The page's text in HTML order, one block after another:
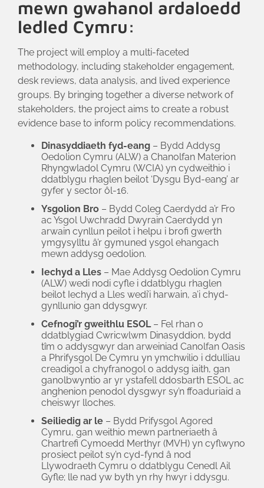
mewn gwahanol ardaloedd
ledled Cymru:
The project will employ a multi-faceted
methodology, including stakeholder engagement,
desk reviews, data analysis, and lived experience
groups. By bringing together a diverse network of
stakeholders, the project aims to create a robust
evidence base to inform policy recommendations.
Dinasyddiaeth fyd-eang – Bydd Addysg
Oedolion Cymru (ALW) a Chanolfan Materion
Rhyngwladol Cymru (WCIA) yn cydweithio i
ddatblygu rhaglen beilot ‘Dysgu Byd-eang’ ar
gyfer y sector ôl-16.
Ysgolion Bro – Bydd Coleg Caerdydd a’r Fro
ac Ysgol Uwchradd Dwyrain Caerdydd yn
arwain cynllun peilot i helpu i brofi gwerth
ymgysylltu â’r gymuned ysgol ehangach
mewn addysg oedolion.
Iechyd a Lles – Mae Addysg Oedolion Cymru
(ALW) wedi nodi cyfle i ddatblygu rhaglen
beilot Iechyd a Lles wedi’i harwain, a’i chyd-
gynllunio gan ddysgwyr.
Cefnogi’r gweithlu ESOL – Fel rhan o
ddatblygiad Cwricwlwm Dinasyddion, bydd
tîm o addysgwyr dan arweiniad Canolfan Oasis
a Phrifysgol De Cymru yn ymchwilio i ddulliau
creadigol a chyfranogol o addysg iaith, gan
ganolbwyntio ar yr ystafell ddosbarth ESOL ac
anghenion penodol dysgwyr sy’n ffoaduriaid a
cheiswyr lloches.
Seiliedig ar le – Bydd Prifysgol Agored
Cymru, gan weithio mewn partneriaeth â
Chartrefi Cymoedd Merthyr (MVH) yn cyflwyno
prosiect peilot sy’n cyd-fynd â nod
Llywodraeth Cymru o ddatblygu Cenedl Ail
Gyfle; lle nad yw byth yn rhy hwyr i ddysgu.